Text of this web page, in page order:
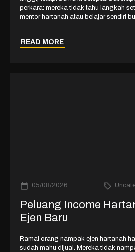
perkara: mereka tidak tahu langkah
mentor hartanah atau belajar sendiri
READ MORE
05/08/2026
Peluang Income
Ejen Baru
Ramai orang nampak ejen hartanah
sudah mahu dijual. Mereka tidak